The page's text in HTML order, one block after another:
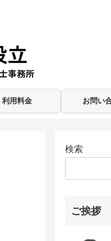
利用料金 お問い
検索
ご挨拶